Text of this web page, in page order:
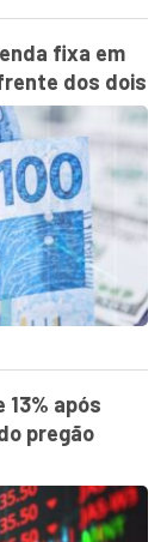
fixa em
dos dois
13% após
pregão